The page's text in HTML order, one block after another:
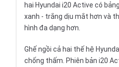
hai Hyundai i20 Active có
xanh - trắng dịu mắt hơn và
hình đa dạng hơn.
Ghế ngồi cả hai thế hệ
chống thấm. Phiên bản i20